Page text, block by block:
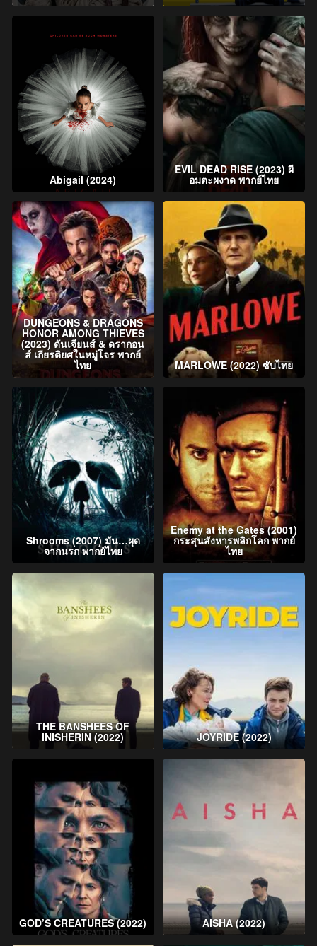
Abigail (2024)
EVIL DEAD RISE (2023) ผี
อมตะผงาด พากย์ไทย
DUNGEONS & DRAGONS
HONOR AMONG THIEVES
(2023) ดันเจียนส์ & ดรากอน
ส์ เกียรติยศในหมู่โจร พากย์
ไทย MARLOWE (2022) ซับไทย
Shrooms (2007) มัน…ผุด
จากนรก พากย์ไทย
Enemy at the Gates (2001)
กระสุนสังหารพลิกโลก พากย์
ไทย
THE BANSHEES OF
INISHERIN (2022) JOYRIDE (2022)
GOD’S CREATURES (2022) AISHA (2022)